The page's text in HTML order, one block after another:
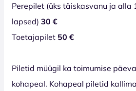
Perepilet (üks täiskasvanu ja alla
lapsed) 30 €
Toetajapilet 50 €
Piletid müügil ka toimumise
kohapeal. Kohapeal piletid